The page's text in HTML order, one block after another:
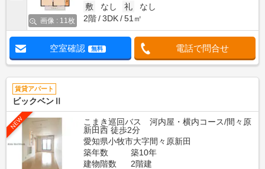
画像 : 11枚
敷
なし 礼
なし
2階
3DK 51㎡
空室確認 無料 電話で問合せ
賃貸アパート
ビックベンⅡ
NEW
こまき巡回バス 河内屋・横内コース/間々原
新田西 徒歩2分
愛知県小牧市大字間々原新田
築年数
築10年
建物階数
2階建